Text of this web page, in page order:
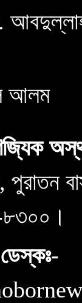
আলম
পুরাতন
৮৩০০।